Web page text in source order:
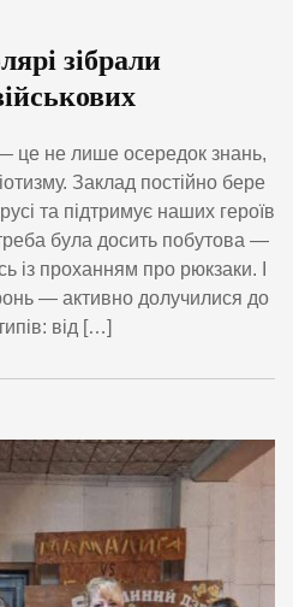
зібрали
це не лише осередок знань,
Заклад постійно бере
та підтримує наших героїв
була досить побутова —
із проханням про рюкзаки. І
— активно долучилися до
від […]